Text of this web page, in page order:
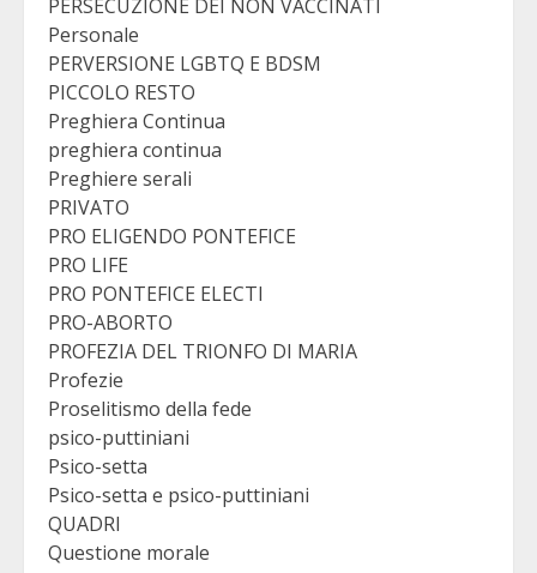
PERSECUZIONE DEI NON VACCINATI
Personale
PERVERSIONE LGBTQ E BDSM
PICCOLO RESTO
Preghiera Continua
preghiera continua
Preghiere serali
PRIVATO
PRO ELIGENDO PONTEFICE
PRO LIFE
PRO PONTEFICE ELECTI
PRO-ABORTO
PROFEZIA DEL TRIONFO DI MARIA
Profezie
Proselitismo della fede
psico-puttiniani
Psico-setta
Psico-setta e psico-puttiniani
QUADRI
Questione morale